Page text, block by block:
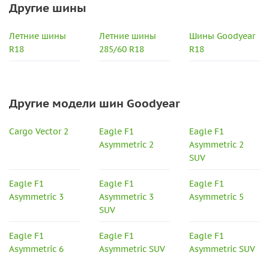
Другие шины
Летние шины
R18
Летние шины
285/60 R18
Шины Goodyear
R18
Другие модели шин Goodyear
Cargo Vector 2
Eagle F1
Asymmetric 2
Eagle F1
Asymmetric 2
SUV
Eagle F1
Asymmetric 3
Eagle F1
Asymmetric 3
SUV
Eagle F1
Asymmetric 5
Eagle F1
Asymmetric 6
Eagle F1
Asymmetric SUV
Eagle F1
Asymmetric SUV